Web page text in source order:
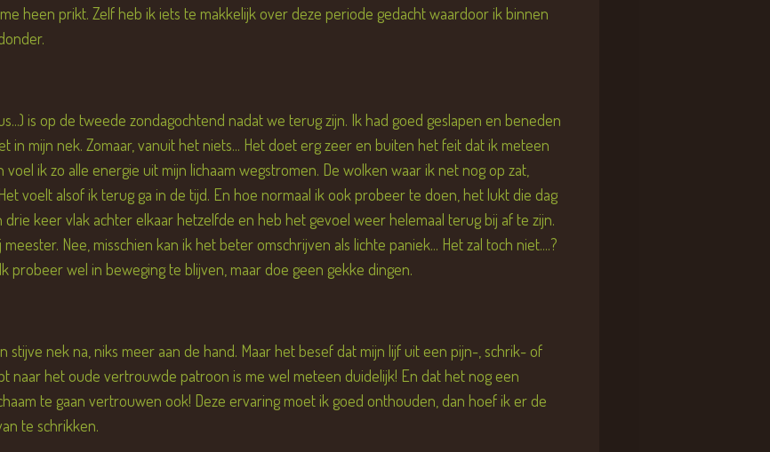
heen prikt. Zelf heb ik iets te makkelijk over deze periode gedacht waardoor ik binnen
is op de tweede zondagochtend nadat we terug zijn. Ik had goed geslapen en beneden
in mijn nek. Zomaar, vanuit het niets... Het doet erg zeer en buiten het feit dat ik meteen
ik zo alle energie uit mijn lichaam wegstromen. De wolken waar ik net nog op zat,
voelt alsof ik terug ga in de tijd. En hoe normaal ik ook probeer te doen, het lukt die dag
drie keer vlak achter elkaar hetzelfde en heb het gevoel weer helemaal terug bij af te zijn.
Nee, misschien kan ik het beter omschrijven als lichte paniek... Het zal toch niet....?
probeer wel in beweging te blijven, maar doe geen gekke dingen.
stijve nek na, niks meer aan de hand. Maar het besef dat mijn lijf uit een pijn-, schrik- of
naar het oude vertrouwde patroon is me wel meteen duidelijk! En dat het nog een
te gaan vertrouwen ook! Deze ervaring moet ik goed onthouden, dan hoef ik er de
te schrikken.